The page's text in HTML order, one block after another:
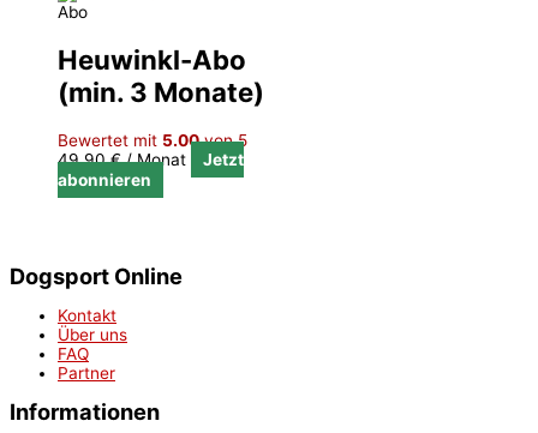
Abo
Heuwinkl-Abo
(min. 3 Monate)
Bewertet mit 5.00von 5
49,90€ / Monat
Jetzt
abonnieren
Dogsport Online
Kontakt
Über uns
FAQ
Partner
Informationen